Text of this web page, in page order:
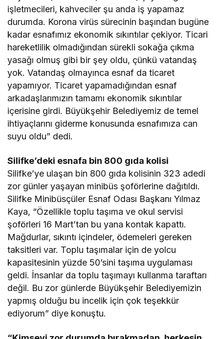
işletmecileri, kahveciler şu anda iş yapamaz
durumda. Korona virüs sürecinin başından bugüne
kadar esnafımız ekonomik sıkıntılar çekiyor. Ticari
hareketlilik olmadığından sürekli sokağa çıkma
yasağı olmuş gibi bir şey oldu, çünkü vatandaş
yok. Vatandaş olmayınca esnaf da ticaret
yapamıyor. Ticaret yapamadığından esnaf
arkadaşlarımızın tamamı ekonomik sıkıntılar
içerisine girdi. Büyükşehir Belediyemiz de temel
ihtiyaçlarını giderme konusunda esnafımıza can
suyu oldu” dedi.
Silifke’deki esnafa bin 800 gıda kolisi
Silifke’ye ulaşan bin 800 gıda kolisinin 323 adedi
zor günler yaşayan minibüs şoförlerine dağıtıldı.
Silifke Minibüsçüler Esnaf Odası Başkanı Yılmaz
Kaya, “Özellikle toplu taşıma ve okul servisi
şoförleri 16 Mart’tan bu yana kontak kapattı.
Mağdurlar, sıkıntı içindeler, ödemeleri gereken
taksitleri var. Toplu taşımalar için de yolcu
kapasitesinin yüzde 50’sini taşıma uygulaması
geldi. İnsanlar da toplu taşımayı kullanma taraftarı
değil. Bu zor günlerde Büyükşehir Belediyemizin
yapmış olduğu bu incelik için çok teşekkür
ediyorum” diye konuştu.